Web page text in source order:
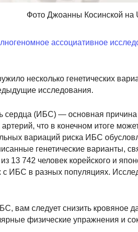
Фото Джоанны Косинской на
ассоциативное
несколько генетических
исследования.
сердца (ИБС) — основная
что в конечном итоге
вариаций риска ИБС
генетические варианты,
13 742 человек корейского и
с ИБС в разных популяциях.
вам следует снизить кровяное
физические упражнения и